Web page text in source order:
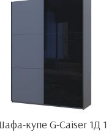
купе G-Caiser 1Д 1